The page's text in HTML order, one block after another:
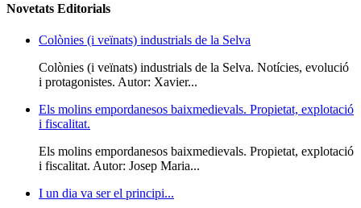
Novetats Editorials
Colònies (i veïnats) industrials de la Selva
Colònies (i veïnats) industrials de la Selva. Notícies, evolució
i protagonistes. Autor: Xavier...
Els molins empordanesos baixmedievals. Propietat, explotació
i fiscalitat.
Els molins empordanesos baixmedievals. Propietat, explotació
i fiscalitat. Autor: Josep Maria...
I un dia va ser el principi...